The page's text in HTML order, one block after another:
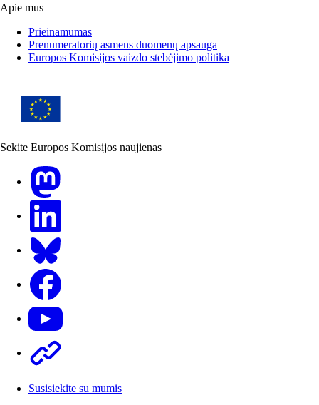
Apie mus
Prieinamumas
Prenumeratorių asmens duomenų apsauga
Europos Komisijos vaizdo stebėjimo politika
Sekite Europos Komisijos naujienas
Susisiekite su mumis